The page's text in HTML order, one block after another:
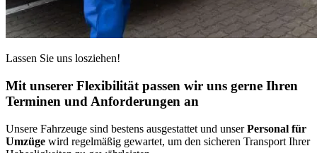
Lassen Sie uns losziehen!
Mit unserer Flexibilität passen wir uns gerne Ihren
Terminen und Anforderungen an
Unsere Fahrzeuge sind bestens ausgestattet und unserPersonal für
Umzüge wird regelmäßig gewartet, um den sicheren Transport Ihrer